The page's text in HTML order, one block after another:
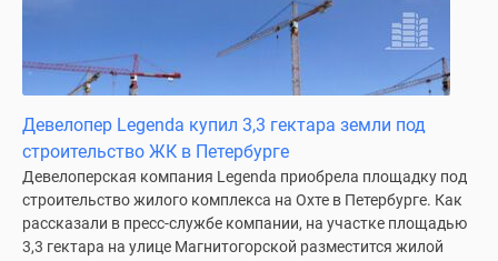
Девелопер Legenda купил 3,3 гектара земли под
строительство ЖК в Петербурге
Девелоперская компания Legenda приобрела площадку под
строительство жилого комплекса на Охте в Петербурге. Как
рассказали в пресс-службе компании, на участке площадью
3,3 гектара на улице Магнитогорской разместится жилой